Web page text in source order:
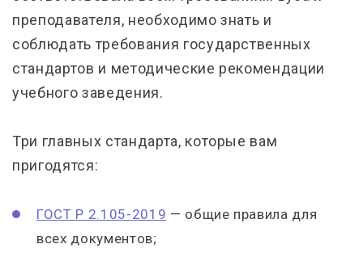
преподавателя, необходимо знать и
соблюдать требования государственных
стандартов и методические рекомендации
учебного заведения.
Три главных стандарта, которые вам
пригодятся:
ГОСТ Р 2.105-2019 — общие правила для
всех документов;